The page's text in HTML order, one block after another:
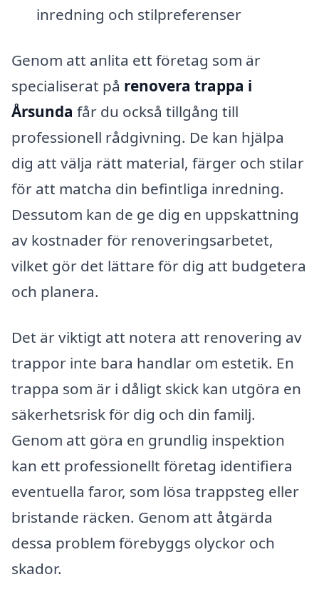
inredning och stilpreferenser
Genom att anlita ett företag som är
specialiserat på renovera trappa i
Årsunda får du också tillgång till
professionell rådgivning. De kan hjälpa
dig att välja rätt material, färger och stilar
för att matcha din befintliga inredning.
Dessutom kan de ge dig en uppskattning
av kostnader för renoveringsarbetet,
vilket gör det lättare för dig att budgetera
och planera.
Det är viktigt att notera att renovering av
trappor inte bara handlar om estetik. En
trappa som är i dåligt skick kan utgöra en
säkerhetsrisk för dig och din familj.
Genom att göra en grundlig inspektion
kan ett professionellt företag identifiera
eventuella faror, som lösa trappsteg eller
bristande räcken. Genom att åtgärda
dessa problem förebyggs olyckor och
skador.